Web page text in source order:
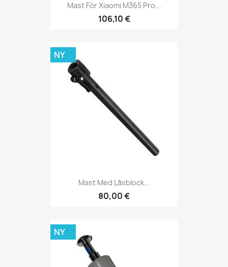
Mast För Xiaomi M365 Pro...
106,10 €
Mast Med Låsblock...
80,00 €
NY
NY